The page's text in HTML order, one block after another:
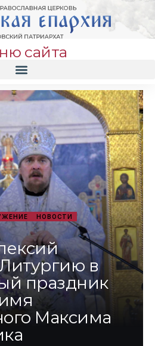
сайта
НОВОСТИ
в
праздник
Максима